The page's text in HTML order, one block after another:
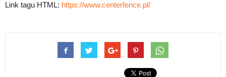
Link tagu HTML: https://www.centerfence.pl/